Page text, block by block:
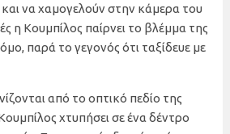
να χαμογελούν στην κάμερα του
η Κουμπίλος παίρνει το βλέμμα της
παρά το γεγονός ότι ταξίδευε με
από το οπτικό πεδίο της
χτυπήσει σε ένα δέντρο